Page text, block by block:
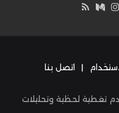
‫YouTube
انستقرام
وسط
| اتصل بنا
تغطية لحظية وتحليلات